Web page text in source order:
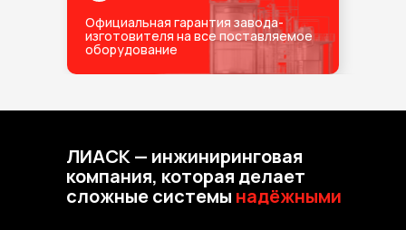
Официальная гарантия завода-
изготовителя на все поставляемое
оборудование
ЛИАСК — инжиниринговая
компания, которая делает
сложные системы надёжными